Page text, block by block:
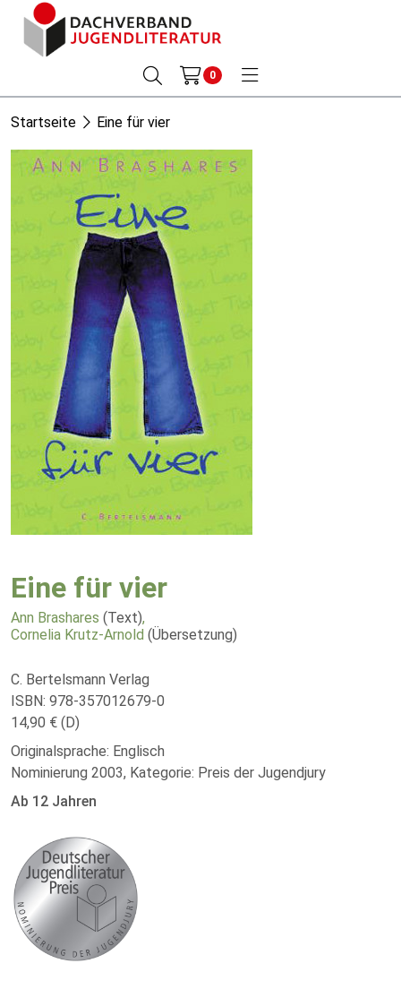
0
Startseite Eine für vier
Eine für vier
Ann Brashares (Text),
Cornelia Krutz-Arnold (Übersetzung)
C. Bertelsmann Verlag
ISBN: 978-357012679-0
14,90 € (D)
Originalsprache: Englisch
Nominierung 2003, Kategorie: Preis der Jugendjury
Ab 12 Jahren